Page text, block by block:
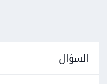
السؤال